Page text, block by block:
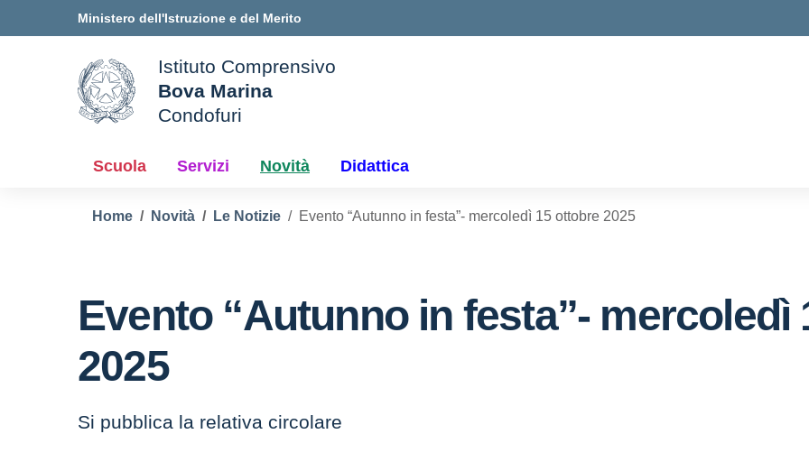
Ministero dell'Istruzione e del Merito
della scuola
Istituto Comprensivo
Bova Marina
Condofuri
Scuola Servizi Novità Didattica
Home Novità Le Notizie Evento “Autunno in festa”- mercoledì 15 ottobre 2025
Evento “Autunno in festa”- mercoledì
2025
Si pubblica la relativa circolare